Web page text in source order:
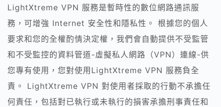
LightXtreme VPN 服務是暫時性的數位網路通訊服
務，可增強 Internet 安全性和隱私性。 根據您的個人
要求和您的全權酌情決定權，我們會自動提供不受監管
和不受監控的資料管道-虛擬私人網路（VPN）連線-供
您專有使用，您對使用LightXtreme VPN 服務負全
責。 LightXtreme VPN 對使用者採取的行動不承擔任
何責任，包括對已執行或未執行的損害承擔刑事責任和